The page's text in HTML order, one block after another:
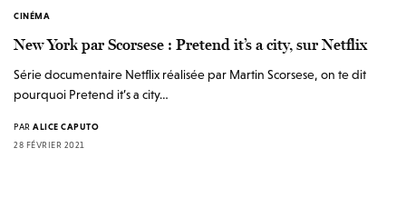
CINÉMA
New York par Scorsese : Pretend it’s a city, sur Netflix
Série documentaire Netflix réalisée par Martin Scorsese, on te dit
pourquoi Pretend it’s a city…
PAR ALICE CAPUTO
28 FÉVRIER 2021